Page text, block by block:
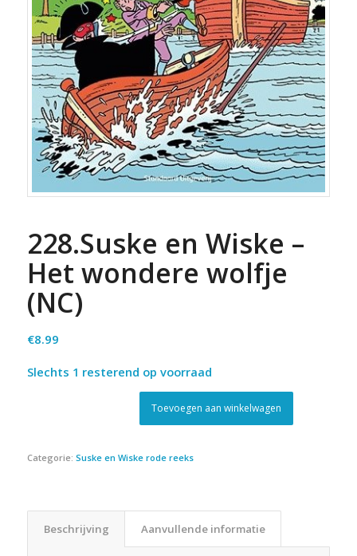
228.Suske en Wiske –
Het wondere wolfje
(NC)
€8.99
Slechts 1 resterend op voorraad
Toevoegen aan winkelwagen
Categorie: Suske en Wiske rode reeks
Beschrijving Aanvullende informatie